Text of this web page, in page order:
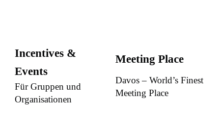
Incentives &
Events
Für Gruppen und
Organisationen
Meeting Place
Davos – World’s Finest
Meeting Place